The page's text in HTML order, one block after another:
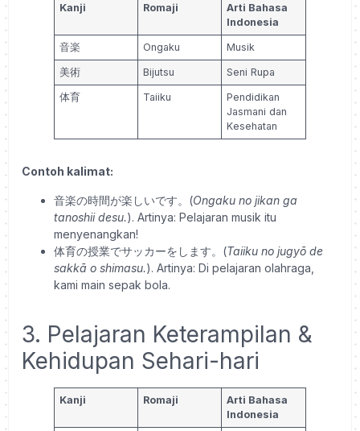
Kanji Romaji
Arti Bahasa
Indonesia
音楽 Ongaku Musik
美術 Bijutsu Seni Rupa
体育 Taiiku
Pendidikan
Jasmani dan
Kesehatan
Contoh kalimat:
音楽の時間が楽しいです。(Ongaku no jikan ga
tanoshii desu.). Artinya: Pelajaran musik itu
menyenangkan!
体育の授業でサッカーをします。(Taiiku no jugyō de
sakkā o shimasu.). Artinya: Di pelajaran olahraga,
kami main sepak bola.
3. Pelajaran Keterampilan &
Kehidupan Sehari-hari
Kanji Romaji
Arti Bahasa
Indonesia